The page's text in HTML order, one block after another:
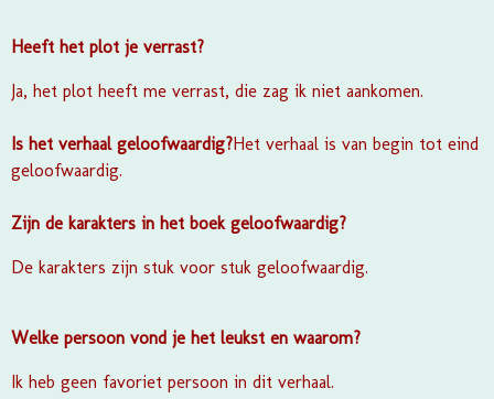
Heeft het plot je verrast?
Ja, het plot heeft me verrast, die zag ik niet aankomen.
Is het verhaal geloofwaardig?Het verhaal is van begin tot eind
geloofwaardig.
Zijn de karakters in het boek geloofwaardig?
De karakters zijn stuk voor stuk geloofwaardig.
Welke persoon vond je het leukst en waarom?
Ik heb geen favoriet persoon in dit verhaal.